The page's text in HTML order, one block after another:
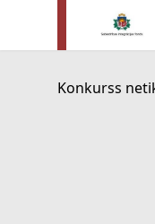
Konkurss